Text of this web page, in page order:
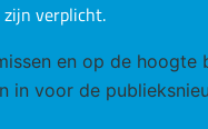
zijn verplicht.
en op de hoogte
in voor de